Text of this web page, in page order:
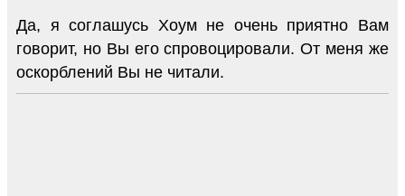
Да, я соглашусь Хоум не очень приятно Вам
говорит, но Вы его спровоцировали. От меня же
оскорблений Вы не читали.